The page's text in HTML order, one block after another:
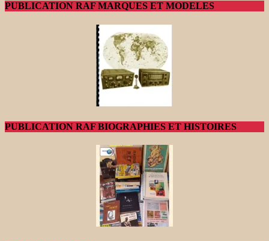
PUBLICATION RAF MARQUES ET MODELES
PUBLICATION RAF BIOGRAPHIES ET HISTOIRES